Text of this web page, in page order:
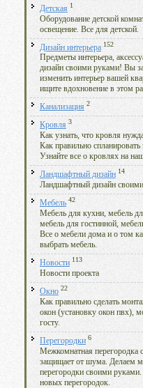
Детская 1
Оборудование детской
освещение. Все для детской.
Дизайн интерьера 152
Предметы интерьера,
дизайн своими руками! Вы
изменить интерьер вашей
ищите вдохновение в этом
Канализация 2
Кровля 3
Как узнать, что кровля
Как правильно
Узнайте все о кровлях на
Ландшафтный дизайн 14
Ландшафтный дизайн
Мебель 42
Мебель для кухни, мебель
мебель для гостинной,
Все о мебели дома и о том
выбрать мебель.
Новости 113
Новости проекта
Окно 22
Как правильно сделать
окон (установку окон пвх),
госту.
Перегородки 6
Межкомнатная перегородка
защищает от шума. Делаем
перегородки своими руками.
новых перегородок.